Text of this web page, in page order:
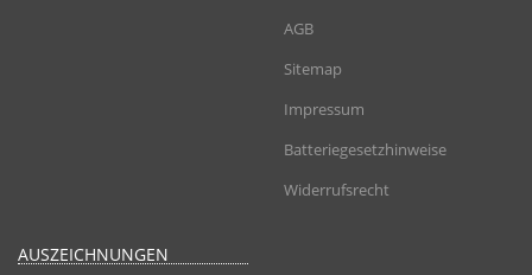
AGB
Sitemap
Impressum
Batteriegesetzhinweise
Widerrufsrecht
AUSZEICHNUNGEN